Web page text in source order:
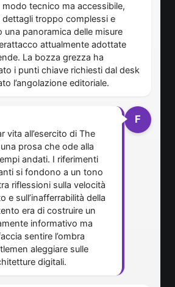
tecnico ma accessibile,
dettagli troppo complessi e
una panoramica delle misure
attualmente adottate
La bozza grezza ha
i punti chiave richiesti dal desk
l’angolazione editoriale.
vita all’esercito di The
prosa che ode alla
andati. I riferimenti
si fondono a un tono
riflessioni sulla velocità
e sull’inafferrabilità della
era di costruire un
informativo ma
sentire l’ombra
aleggiare sulle
digitali.